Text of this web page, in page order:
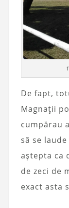
De fapt,
Magnații
cumpărau
să se
aștepta ca
de zeci de
exact asta